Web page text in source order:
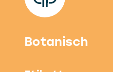
Botanisch